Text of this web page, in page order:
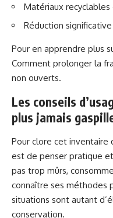
Matériaux
Réduction
Pour en apprendre plus
Comment prolonger la
non ouverts.
Les conseils
plus jamais
Pour clore cet inventaire
est de penser pratique
pas trop mûrs,
connaître ses méthodes
situations sont autant
conservation.